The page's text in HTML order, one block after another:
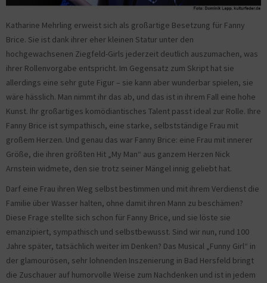
Katharine Mehrling erweist sich als großartige Besetzung für Fanny
Brice. Sie ist dank ihrer eher kleinen Statur unter den
hochgewachsenen Ziegfeld-Girls jederzeit deutlich auszumachen, was
ihrer Rollenvorgabe entspricht. Im Gegensatz zum Skript hat sie
allerdings eine sehr gute Figur – sie kann aber wunderbar spielen, sie
wäre hässlich. Man nimmt ihr das ab, und das ist in ihrem Fall eine hohe
Kunst. Ihr großartiges komödiantisches Talent passt ideal zur Rolle. Ihre
Fanny Brice ist sympathisch, eine starke, selbstständige Frau mit
großem Herzen. Und genau das war Fanny Brice: eine Frau mit innerer
Größe, die ihren größten Hit „My Man“ aus ganzem Herzen Nick
Arnstein widmete, den sie trotz seiner Mängel innig geliebt hat.
Darf eine Frau ihren Weg selbst bestimmen und mit ihrem Verdienst die
Familie über Wasser halten, ohne damit ihren Mann zu beschämen?
Diese Frage stellte sich schon für Fanny Brice, und sie löste sie
emanzipiert, sympathisch und selbstbewusst. Sind wir nun, rund 100
Jahre später, tatsächlich weiter im Denken? Das Musical „Funny Girl“ in
der glamourösen, sehr lohnenden Inszenierung in Bad Hersfeld bringt
die Zuschauer auf humorvolle Weise zum Nachdenken und ist in jedem